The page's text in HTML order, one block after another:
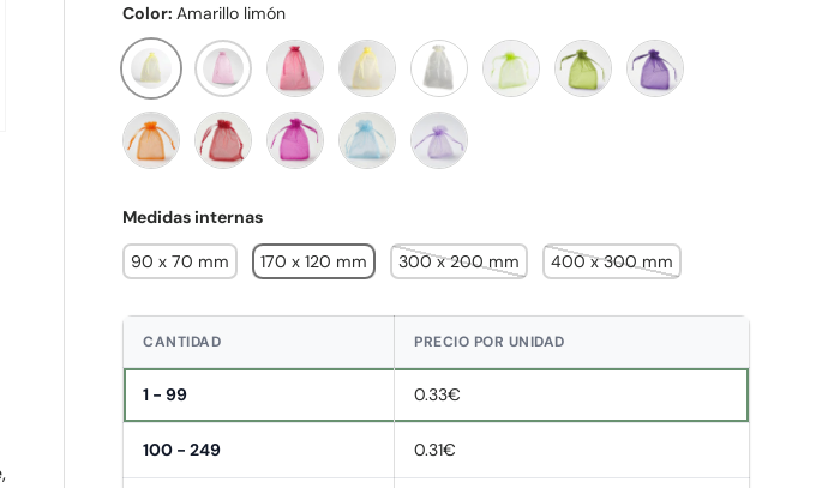
Color: Amarillo limón
Amarillo limón
Rosa
Burdeos
Dorado Crema Verde manzanaVerde militar
Morado
Naranja Rojo Fucsia Azul celeste
Violeta
Medidas internas
90 x 70 mm 170 x 120 mm 300 x 200 mm 400 x 300 mm
CANTIDAD PRECIO POR UNIDAD
1 - 99 0.33€
100 - 249 0.31€